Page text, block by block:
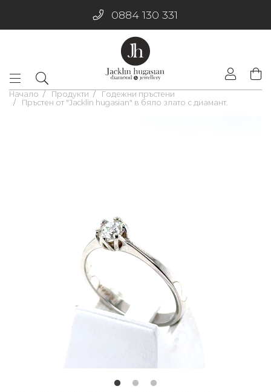
0884 130 331
Начало Продукти
Годежни пръстени
Пръстен от "Jacklin hugasian" в бяло злато с диамант.